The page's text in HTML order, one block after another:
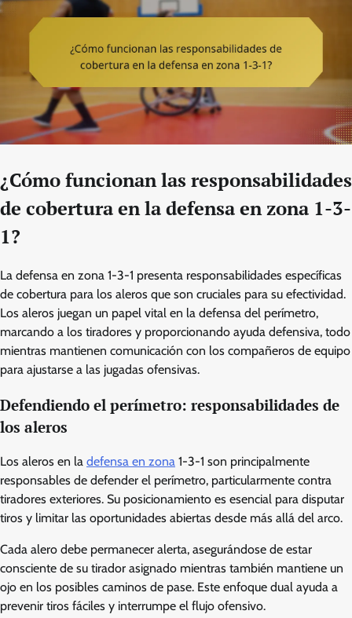
¿Cómo funcionan las responsabilidades
de cobertura en la defensa en zona 1-3-
1?
La defensa en zona 1-3-1 presenta responsabilidades específicas
de cobertura para los aleros que son cruciales para su efectividad.
Los aleros juegan un papel vital en la defensa del perímetro,
marcando a los tiradores y proporcionando ayuda defensiva, todo
mientras mantienen comunicación con los compañeros de equipo
para ajustarse a las jugadas ofensivas.
Defendiendo el perímetro: responsabilidades de
los aleros
Los aleros en la defensa en zona 1-3-1 son principalmente
responsables de defender el perímetro, particularmente contra
tiradores exteriores. Su posicionamiento es esencial para disputar
tiros y limitar las oportunidades abiertas desde más allá del arco.
Cada alero debe permanecer alerta, asegurándose de estar
consciente de su tirador asignado mientras también mantiene un
ojo en los posibles caminos de pase. Este enfoque dual ayuda a
prevenir tiros fáciles y interrumpe el flujo ofensivo.